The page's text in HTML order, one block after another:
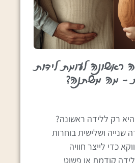
ראשונה לעומת לידות
– מה משתנה?
רק ללידה ראשונה?
שנייה ושלישית בוחרות
כדי לייצר חוויה
קודמת או פשוט